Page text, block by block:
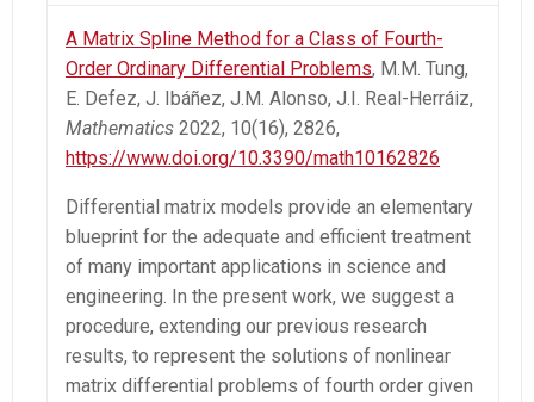
A Matrix Spline Method for a Class of Fourth-
Order Ordinary Differential Problems, M.M. Tung,
E. Defez, J. Ibáñez, J.M. Alonso, J.I. Real-Herráiz,
Mathematics 2022, 10(16), 2826,
https://www.doi.org/10.3390/math10162826
Differential matrix models provide an elementary
blueprint for the adequate and efficient treatment
of many important applications in science and
engineering. In the present work, we suggest a
procedure, extending our previous research
results, to represent the solutions of nonlinear
matrix differential problems of fourth order given